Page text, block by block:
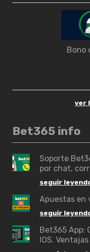
Bono
ver
Bet365 info
Soporte
por chat,
seguir
Apuestas en
seguir
Bet365 App:
IOS.